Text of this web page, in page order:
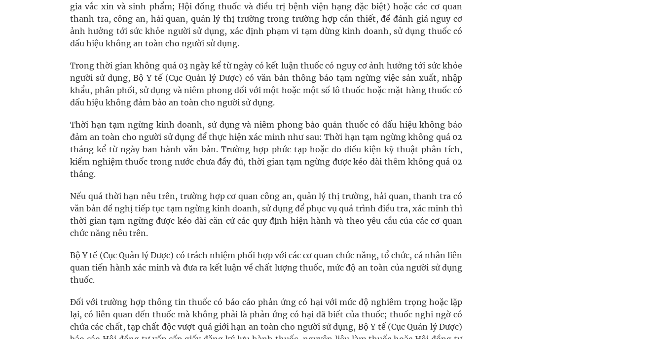
gia vắc xin và sinh phẩm; Hội đồng thuốc và điều trị bệnh viện hạng đặc biệt) hoặc các cơ quan
thanh tra, công an, hải quan, quản lý thị trường trong trường hợp cần thiết, để đánh giá nguy cơ
ảnh hưởng tới sức khỏe người sử dụng, xác định phạm vi tạm dừng kinh doanh, sử dụng thuốc có
dấu hiệu không an toàn cho người sử dụng.
Trong thời gian không quá 03 ngày kể từ ngày có kết luận thuốc có nguy cơ ảnh hưởng tới sức khỏe
người sử dụng, Bộ Y tế (Cục Quản lý Dược) có văn bản thông báo tạm ngừng việc sản xuất, nhập
khẩu, phân phối, sử dụng và niêm phong đối với một hoặc một số lô thuốc hoặc mặt hàng thuốc có
dấu hiệu không đảm bảo an toàn cho người sử dụng.
Thời hạn tạm ngừng kinh doanh, sử dụng và niêm phong bảo quản thuốc có dấu hiệu không bảo
đảm an toàn cho người sử dụng để thực hiện xác minh như sau: Thời hạn tạm ngừng không quá 02
tháng kể từ ngày ban hành văn bản. Trường hợp phức tạp hoặc do điều kiện kỹ thuật phân tích,
kiểm nghiệm thuốc trong nước chưa đầy đủ, thời gian tạm ngừng được kéo dài thêm không quá 02
tháng.
Nếu quá thời hạn nêu trên, trường hợp cơ quan công an, quản lý thị trường, hải quan, thanh tra có
văn bản đề nghị tiếp tục tạm ngừng kinh doanh, sử dụng để phục vụ quá trình điều tra, xác minh thì
thời gian tạm ngừng được kéo dài căn cứ các quy định hiện hành và theo yêu cầu của các cơ quan
chức năng nêu trên.
Bộ Y tế (Cục Quản lý Dược) có trách nhiệm phối hợp với các cơ quan chức năng, tổ chức, cá nhân liên
quan tiến hành xác minh và đưa ra kết luận về chất lượng thuốc, mức độ an toàn của người sử dụng
thuốc.
Đối với trường hợp thông tin thuốc có báo cáo phản ứng có hại với mức độ nghiêm trọng hoặc lặp
lại, có liên quan đến thuốc mà không phải là phản ứng có hại đã biết của thuốc; thuốc nghi ngờ có
chứa các chất, tạp chất độc vượt quá giới hạn an toàn cho người sử dụng, Bộ Y tế (Cục Quản lý Dược)